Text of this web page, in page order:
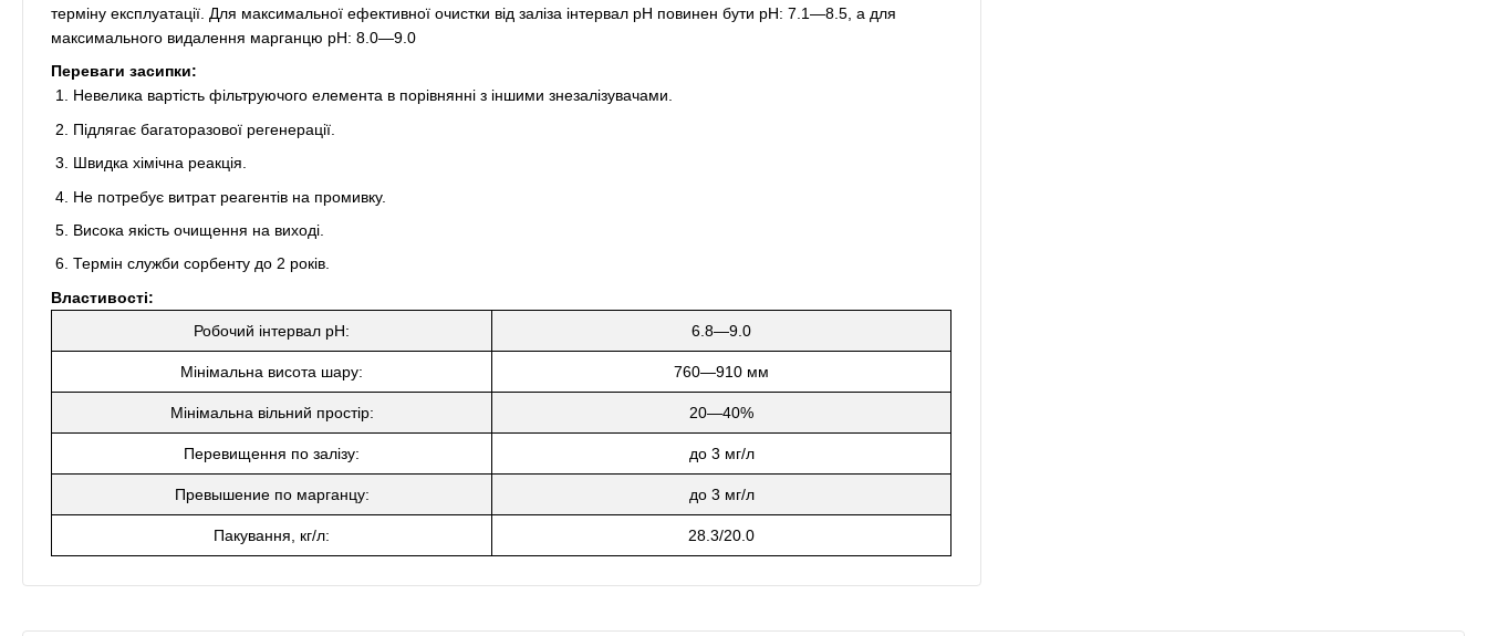
терміну експлуатації. Для максимальної ефективної очистки від заліза інтервал pH повинен бути pH: 7.1—8.5, а для
максимального видалення марганцю pH: 8.0—9.0
Переваги засипки:
Невелика вартість фільтруючого елемента в порівнянні з іншими знезалізувачами.
Підлягає багаторазової регенерації.
Швидка хімічна реакція.
Не потребує витрат реагентів на промивку.
Висока якість очищення на виході.
Термін служби сорбенту до 2 років.
Властивості:
Робочий інтервал pH:
6.8—9.0
Мінімальна висота шару: 760—910 мм
Мінімальна вільний простір: 20—40%
Перевищення по залізу: до 3 мг/л
Превышение по марганцу: до 3 мг/л
Пакування, кг/л: 28.3/20.0